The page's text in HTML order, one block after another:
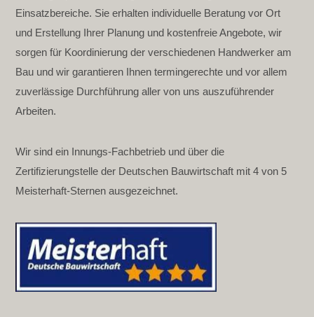
Einsatzbereiche. Sie erhalten individuelle Beratung vor Ort
und Erstellung Ihrer Planung und kostenfreie Angebote, wir
sorgen für Koordinierung der verschiedenen Handwerker am
Bau und wir garantieren Ihnen termingerechte und vor allem
zuverlässige Durchführung aller von uns auszuführender
Arbeiten.
Wir sind ein Innungs-Fachbetrieb und über die
Zertifizierungstelle der Deutschen Bauwirtschaft mit 4 von 5
Meisterhaft-Sternen ausgezeichnet.